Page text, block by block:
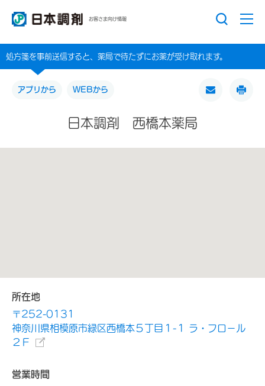
お客さま向け情報
処方箋を事前送信すると、薬局で待たずにお薬が受け取れます。
アプリから WEBから
日本調剤 西橋本薬局
所在地
〒252-0131
神奈川県相模原市緑区西橋本５丁目１-１ ラ・フロ－ル
２Ｆ
営業時間